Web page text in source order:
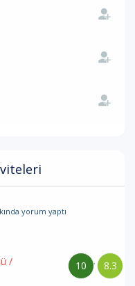
yorum yaptı
8.3
/
10
/